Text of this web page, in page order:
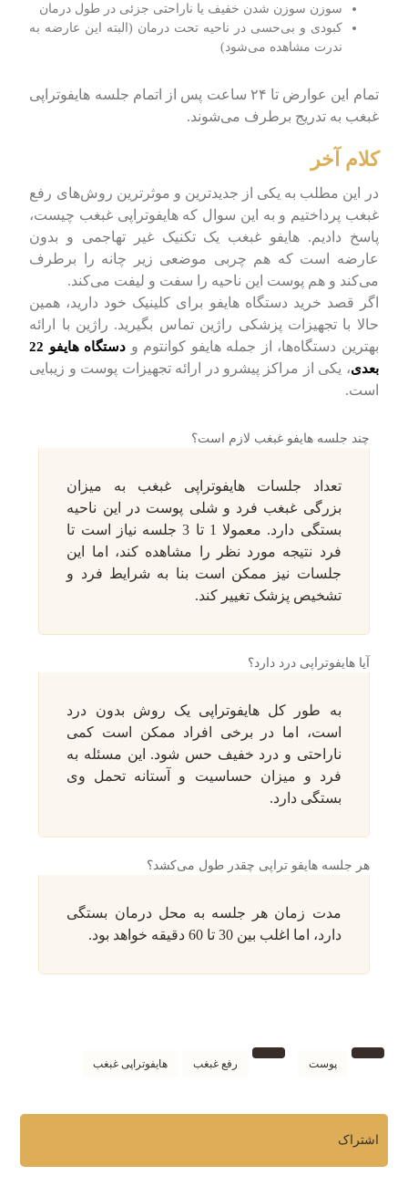
سوزن سوزن شدن خفیف یا ناراحتی جزئی در طول درمان
کبودی و بی‌حسی در ناحیه تحت درمان (البته این عارضه به
ندرت مشاهده می‌شود)
تمام این عوارض تا ۲۴ ساعت پس از اتمام جلسه هایفوتراپی
غبغب به تدریج برطرف می‌شوند.
کلام آخر
در این مطلب به یکی از جدیدترین و موثرترین روش‌های رفع
غبغب پرداختیم و به این سوال که هایفوتراپی غبغب چیست،
پاسخ دادیم. هایفو غبغب یک تکنیک غیر تهاجمی و بدون
عارضه است که هم چربی موضعی زیر چانه را برطرف
می‌کند و هم پوست این ناحیه را سفت و لیفت می‌کند.
اگر قصد خرید دستگاه هایفو برای کلینیک خود دارید، همین
حالا با تجهیزات پزشکی راژین تماس بگیرید. راژین با ارائه
بهترین دستگاه‌ها، از جمله هایفو کوانتوم و
دستگاه هایفو 22
بعدی، یکی از مراکز پیشرو در ارائه تجهیزات پوست و زیبایی
است.
چند جلسه هایفو غبغب لازم است؟
تعداد جلسات هایفوتراپی غبغب به میزان
بزرگی غبغب فرد و شلی پوست در این ناحیه
بستگی دارد. معمولا 1 تا 3 جلسه نیاز است تا
فرد نتیجه مورد نظر را مشاهده کند، اما این
جلسات نیز ممکن است بنا به شرایط فرد و
تشخیص پزشک تغییر کند.
آیا هایفوتراپی درد دارد؟
به طور کل هایفوتراپی یک روش بدون درد
است، اما در برخی افراد ممکن است کمی
ناراحتی و درد خفیف حس شود. این مسئله به
فرد و میزان حساسیت و آستانه تحمل وی
بستگی دارد.
هر جلسه هایفو تراپی چقدر طول می‌کشد؟
مدت زمان هر جلسه به محل درمان بستگی
دارد، اما اغلب بین 30 تا 60 دقیقه خواهد بود.
پوست رفع غبغب هایفوتراپی غبغب